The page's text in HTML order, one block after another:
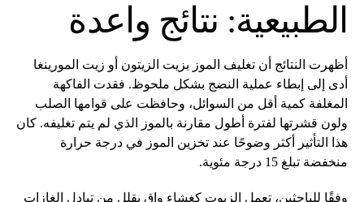
الطبيعية: نتائج واعدة
أظهرت النتائج أن تغليف الموز بزيت الزيتون أو زيت المورينغا
أدى إلى إبطاء عملية النضج بشكل ملحوظ. فقدت الفاكهة
المغلفة كمية أقل من السوائل، وحافظت على قوامها الصلب
ولون قشرتها لفترة أطول مقارنة بالموز الذي لم يتم تغليفه. كان
هذا التأثير أكثر وضوحًا عند تخزين الموز في درجة حرارة
منخفضة تبلغ 15 درجة مئوية.
وفقًا للباحثين، تعمل الزيوت كغشاء واقٍ يقلل من تبادل الغازات